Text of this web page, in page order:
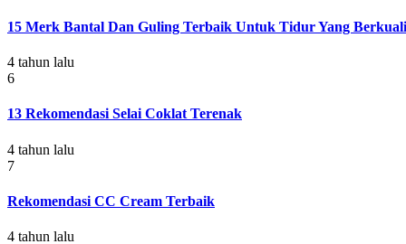
15 Merk Bantal Dan Guling Terbaik Untuk Tidur Yang
4 tahun lalu
6
13 Rekomendasi Selai Coklat Terenak
4 tahun lalu
7
Rekomendasi CC Cream Terbaik
4 tahun lalu